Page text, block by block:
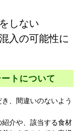
しない
入の可能性に
トについて
、間違いのないよう
介や、該当する食材